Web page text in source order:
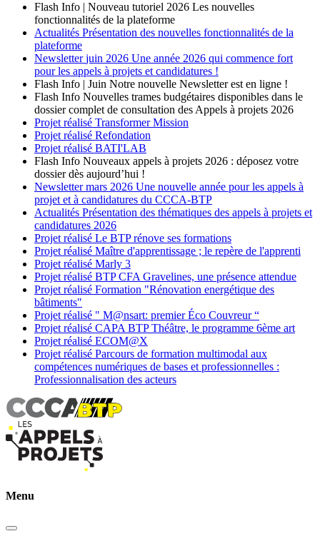
Flash Info | Nouveau tutoriel 2026 Les nouvelles
fonctionnalités de la plateforme
Actualités Présentation des nouvelles fonctionnalités de la
plateforme
Newsletter juin 2026 Une année 2026 qui commence fort
pour les appels à projets et candidatures !
Flash Info | Juin Notre nouvelle Newsletter est en ligne !
Flash Info Nouvelles trames budgétaires disponibles dans le
dossier complet de consultation des Appels à projets 2026
Projet réalisé Transformer Mission
Projet réalisé Refondation
Projet réalisé BATI'LAB
Flash Info Nouveaux appels à projets 2026 : déposez votre
dossier dès aujourd’hui !
Newsletter mars 2026 Une nouvelle année pour les appels à
projet et à candidatures du CCCA-BTP
Actualités Présentation des thématiques des appels à projets et
candidatures 2026
Projet réalisé Le BTP rénove ses formations
Projet réalisé Maître d'apprentissage ; le repère de l'apprenti
Projet réalisé Marly 3
Projet réalisé BTP CFA Gravelines, une présence attendue
Projet réalisé Formation "Rénovation energétique des
bâtiments"
Projet réalisé " M@nsart: premier Éco Couvreur “
Projet réalisé CAPA BTP Théâtre, le programme 6ème art
Projet réalisé ECOM@X
Projet réalisé Parcours de formation multimodal aux
compétences numériques de bases et professionnelles :
Professionnalisation des acteurs
Menu